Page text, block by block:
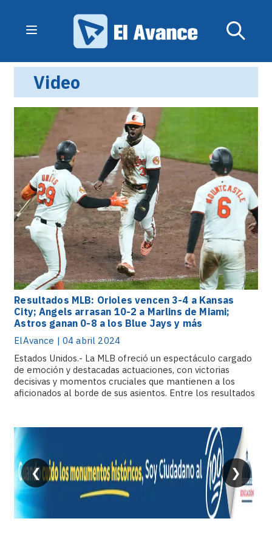
Video
Resultados MLB: Orioles vencen 3-4 a Kansas
City; Angels arrasan 10-2 a Marlins de Miami;
Astros ganan 0-8 a los Blue Jays y más
ElAvance | 04 abril 2024
Estados Unidos.- La MLB ofreció un espectáculo cargado
de emoción y destacadas actuaciones, con victorias
decisivas y momentos cruciales que mantienen a los
aficionados al borde de sus asientos. Entre los resultados
❮ ❯